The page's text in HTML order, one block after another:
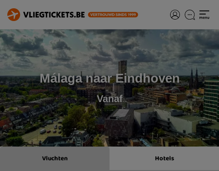
Málaga naar Eindhoven
Vanaf